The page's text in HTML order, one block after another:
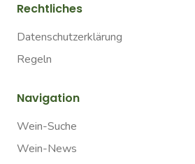
Rechtliches
Datenschutzerklärung
Regeln
Navigation
Wein-Suche
Wein-News